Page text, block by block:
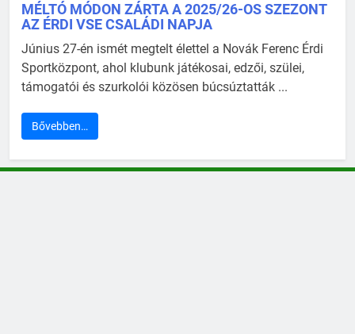
MÉLTÓ MÓDON ZÁRTA A 2025/26-OS SZEZONT
AZ ÉRDI VSE CSALÁDI NAPJA
Június 27-én ismét megtelt élettel a Novák Ferenc Érdi
Sportközpont, ahol klubunk játékosai, edzői, szülei,
támogatói és szurkolói közösen búcsúztatták ...
Bővebben…